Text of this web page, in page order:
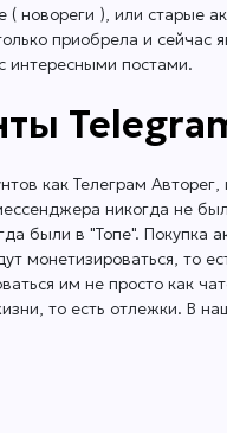
( новореги ), или старые
приобрела и
интересными постами.
как Телеграм
никогда не
были в "Топе". Покупка
монетизироваться, то
им не просто как
то есть отлежки. В